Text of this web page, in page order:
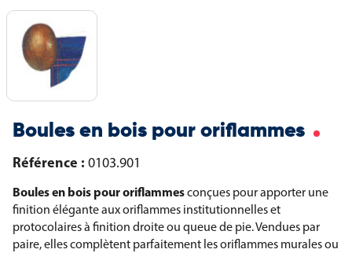
Boules en bois pour oriflammes
Référence : 0103.901
Boules en bois pour oriflammesconçues pour apporter une
finition élégante aux oriflammes institutionnelles et
protocolaires à finition droite ou queue de pie. Vendues par
paire, elles complètent parfaitement les oriflammes murales ou